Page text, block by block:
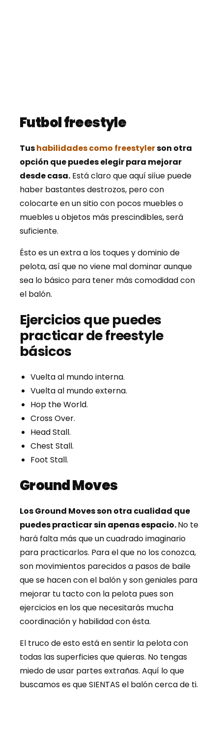
Futbol freestyle
Tushabilidades como freestylerson otra
opción que puedes elegir para mejorar
desde casa. Está claro que aquí siíue puede
haber bastantes destrozos, pero con
colocarte en un sitio con pocos muebles o
muebles u objetos más prescindibles, será
suficiente.
Ésto es un extra a los toques y dominio de
pelota, así que no viene mal dominar aunque
sea lo básico para tener más comodidad con
el balón.
Ejercicios que puedes
practicar de freestyle
básicos
Vuelta al mundo interna.
Vuelta al mundo externa.
Hop the World.
Cross Over.
Head Stall.
Chest Stall.
Foot Stall.
Ground Moves
Los Ground Moves son otra cualidad que
puedes practicar sin apenas espacio.No te
hará falta más que un cuadrado imaginario
para practicarlos. Para el que no los conozca,
son movimientos parecidos a pasos de baile
que se hacen con el balón y son geniales para
mejorar tu tacto con la pelota pues son
ejercicios en los que necesitarás mucha
coordinación y habilidad con ésta.
El truco de esto está en sentir la pelota con
todas las superficies que quieras. No tengas
miedo de usar partes extrañas. Aquí lo que
buscamos es que SIENTAS el balón cerca de ti.